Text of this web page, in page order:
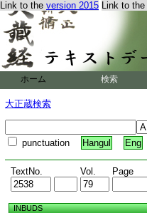
Link to the version 2015 Link to the
ホーム 検索
大正蔵検索
punctuation Hangul Eng
TextNo. Vol. Page
INBUDS